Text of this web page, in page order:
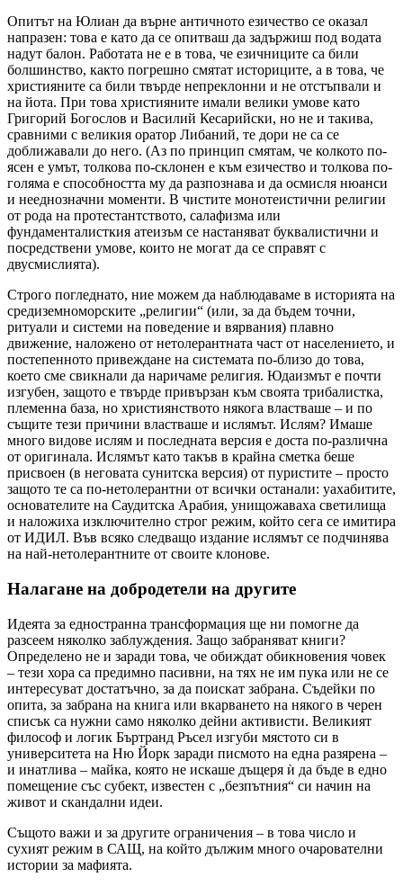
Опитът на Юлиан да върне античното езичество се оказал
напразен: това е като да се опитваш да задържиш под водата
надут балон. Работата не е в това, че езичниците са били
болшинство, както погрешно смятат историците, а в това, че
християните са били твърде непреклонни и не отстъпвали и
на йота. При това християните имали велики умове като
Григорий Богослов и Василий Кесарийски, но не и такива,
сравними с великия оратор Либаний, те дори не са се
доближавали до него. (Аз по принцип смятам, че колкото по-
ясен е умът, толкова по-склонен е към езичество и толкова по-
голяма е способността му да разпознава и да осмисля нюанси
и нееднозначни моменти. В чистите монотеистични религии
от рода на протестантството, салафизма или
фундаменталисткия атеизъм се настаняват буквалистични и
посредствени умове, които не могат да се справят с
двусмислията).
Строго погледнато, ние можем да наблюдаваме в историята на
средиземноморските „религии“ (или, за да бъдем точни,
ритуали и системи на поведение и вярвания) плавно
движение, наложено от нетолерантната част от населението, и
постепенното привеждане на системата по-близо до това,
което сме свикнали да наричаме религия. Юдаизмът е почти
изгубен, защото е твърде привързан към своята трибалистка,
племенна база, но християнството някога властваше – и по
същите тези причини властваше и ислямът. Ислям? Имаше
много видове ислям и последната версия е доста по-различна
от оригинала. Ислямът като такъв в крайна сметка беше
присвоен (в неговата сунитска версия) от пуристите – просто
защото те са по-нетолерантни от всички останали: уахабитите,
основателите на Саудитска Арабия, унищожаваха светилища
и наложиха изключително строг режим, който сега се имитира
от ИДИЛ. Във всяко следващо издание ислямът се подчинява
на най-нетолерантните от своите клонове.
Налагане на добродетели на другите
Идеята за едностранна трансформация ще ни помогне да
разсеем няколко заблуждения. Защо забраняват книги?
Определено не и заради това, че обиждат обикновения човек
– тези хора са предимно пасивни, на тях не им пука или не се
интересуват достатъчно, за да поискат забрана. Съдейки по
опита, за забрана на книга или вкарването на някого в черен
списък са нужни само няколко дейни активисти. Великият
философ и логик Бъртранд Ръсел изгуби мястото си в
университета на Ню Йорк заради писмото на една разярена –
и инатлива – майка, която не искаше дъщеря ѝ да бъде в едно
помещение със субект, известен с „безпътния“ си начин на
живот и скандални идеи.
Същото важи и за другите ограничения – в това число и
сухият режим в САЩ, на който дължим много очарователни
истории за мафията.